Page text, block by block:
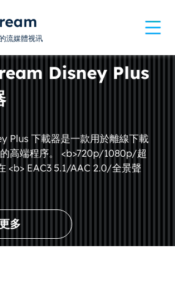
流媒體视讯
Disney Plus
Plus 下載器是一款用於離線下載
高端程序。 <b>720p/1080p/超
<b> EAC3 5.1/AAC 2.0/全景聲
多